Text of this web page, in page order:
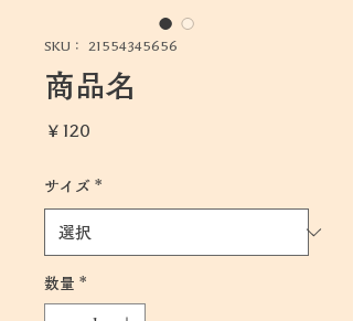
SKU： 21554345656
商品名
￥120
サイズ *
数量 *